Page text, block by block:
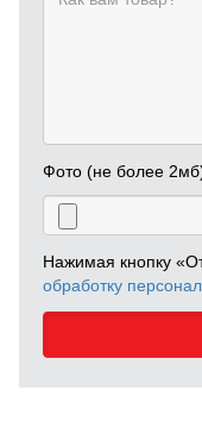
Фото (не более
Нажимая кнопку
обработку